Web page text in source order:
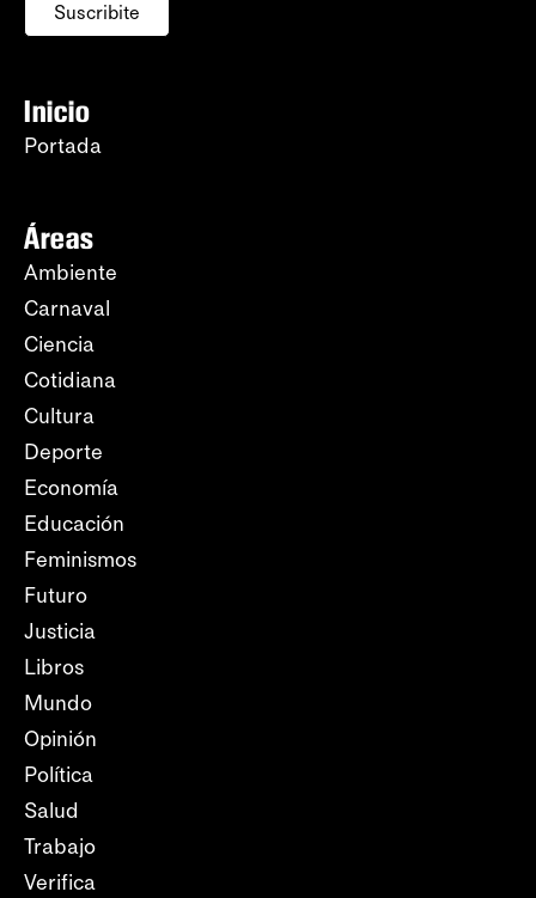
Suscribite
Inicio
Portada
Áreas
Ambiente
Carnaval
Ciencia
Cotidiana
Cultura
Deporte
Economía
Educación
Feminismos
Futuro
Justicia
Libros
Mundo
Opinión
Política
Salud
Trabajo
Verifica